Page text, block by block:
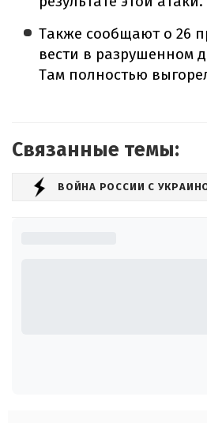
Также сообщают о 26
вести в разрушенном
Там полностью
Связанные темы:
ВОЙНА РОССИИ С